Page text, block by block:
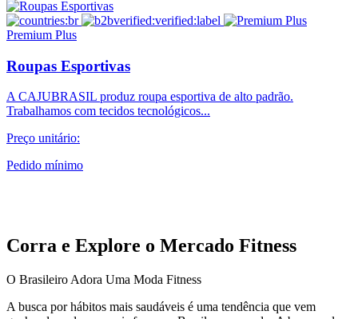
Premium Plus
Roupas Esportivas
A CAJUBRASIL produz roupa esportiva de alto padrão.
Trabalhamos com tecidos tecnológicos...
Preço unitário:
Pedido mínimo
Corra e Explore o Mercado Fitness
O Brasileiro Adora Uma Moda Fitness
A busca por hábitos mais saudáveis é uma tendência que vem